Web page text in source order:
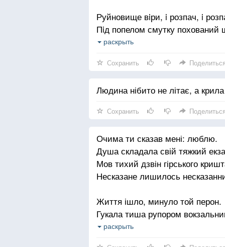
Руйновище вiри, i розпач, i
Пiд попелом смутку похований
Зажуренi друзi сахнулися врозтiч.
На те й погорльцi, — будуeмо
Над хаткою небо. А знов голубе.
Найвище умiння — почати
життя, розумiння, дорогу, себе.
раскрыть
Сохранить Поделиться
Людина нібито не літає, а
Сохранить Поделиться
Очима ти сказав мені: люблю.
Душа складала свій тяжкий
Мов тихий дзвін гірського
Несказане лишилось
Життя ішло, минуло той перон.
Гукала тиша рупором
Багато слів написано пером.
раскрыть